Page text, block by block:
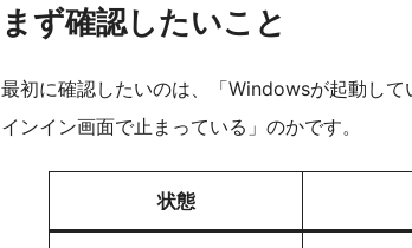
まず確認したいこと
最初に確認したいのは、「Windowsが起動し
インイン画面で止まっている」のかです。
状態